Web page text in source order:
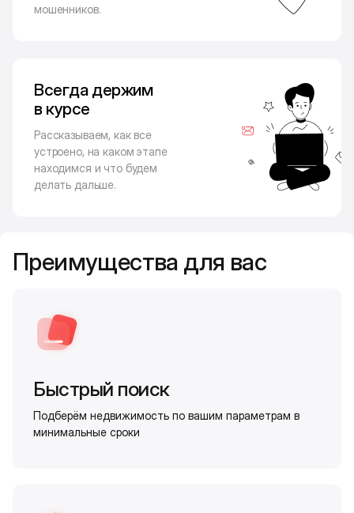
мошенников.
Всегда держим
в курсе
Рассказываем, как все
устроено, на каком этапе
находимся и что будем
делать дальше.
Преимущества для вас
Быстрый поиск
Подберём недвижимость по вашим параметрам в
минимальные сроки